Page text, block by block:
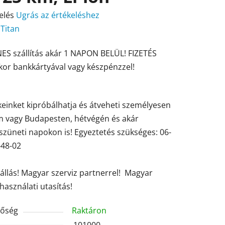
Ugrás az értékeléshez
Titan
szállítás akár 1 NAPON BELÜL! FIZETÉS
bankkártyával vagy készpénzzel!
kipróbálhatja és átveheti személyesen
vagy Budapesten, hétvégén és akár
napokon is! Egyeztetés szükséges: 06-
02
Magyar szerviz partnerrel! Magyar
utasítás!
Raktáron